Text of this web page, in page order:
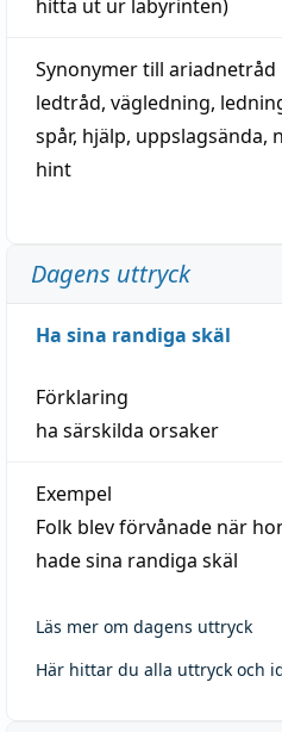
hitta ut ur labyrinten)
Synonymer till ariadnetråd
ledtråd, vägledning,
spår, hjälp, uppslagsända,
hint
Dagens uttryck
Ha sina randiga skäl
Förklaring
ha särskilda orsaker
Exempel
Folk blev förvånade när
hade sina randiga skäl
Läs mer om dagens uttryck
Här hittar du alla uttryck och